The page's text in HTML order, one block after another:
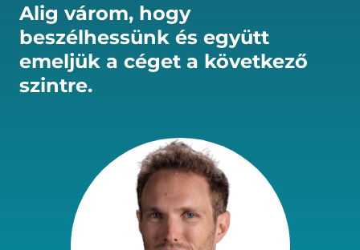
Alig várom, hogy
beszélhessünk és együtt
emeljük a céget a következő
szintre.